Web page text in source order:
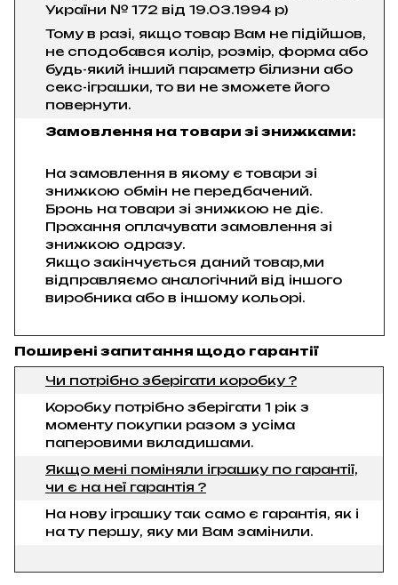
України № 172 від 19.03.1994 р)
Тому в разі, якщо товар Вам не підійшов,
не сподобався колір, розмір, форма або
будь-який інший параметр білизни або
секс-іграшки, то ви не зможете його
повернути.
Замовлення на товари зі знижками:
На замовлення в якому є товари зі
знижкою обмін не передбачений.
Бронь на товари зі знижкою не діє.
Прохання оплачувати замовлення зі
знижкою одразу.
Якщо закінчується даний товар,ми
відправляємо аналогічний від іншого
виробника або в іншому кольорі.
Поширені запитання щодо гарантії
Чи потрібно зберігати коробку ?
Коробку потрібно зберігати 1 рік з
моменту покупки разом з усіма
паперовими вкладишами.
Якщо мені поміняли іграшку по гарантії,
чи є на неї гарантія ?
На нову іграшку так само є гарантія, як і
на ту першу, яку ми Вам замінили.